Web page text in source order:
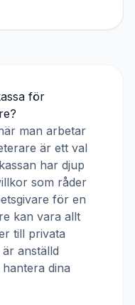
för
?
man arbetar
är ett val
har djup
som råder
för en
kan vara allt
till privata
anställd
dina